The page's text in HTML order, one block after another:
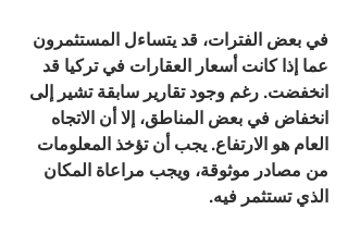
في بعض الفترات، قد يتساءل المستثمرون
عما إذا كانت أسعار العقارات في تركيا قد
انخفضت. رغم وجود تقارير سابقة تشير إلى
انخفاض في بعض المناطق، إلا أن الاتجاه
العام هو الارتفاع. يجب أن تؤخذ المعلومات
من مصادر موثوقة، ويجب مراعاة المكان
الذي تستثمر فيه.